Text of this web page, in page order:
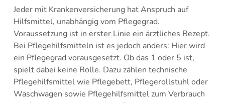
Jeder mit Krankenversicherung hat Anspruch auf
Hilfsmittel, unabhängig vom Pflegegrad.
Voraussetzung ist in erster Linie ein ärztliches Rezept.
Bei Pflegehilfsmitteln ist es jedoch anders: Hier wird
ein Pflegegrad vorausgesetzt. Ob das 1 oder 5 ist,
spielt dabei keine Rolle. Dazu zählen technische
Pflegehilfsmittel wie Pflegebett, Pflegerollstuhl oder
Waschwagen sowie Pflegehilfsmittel zum Verbrauch